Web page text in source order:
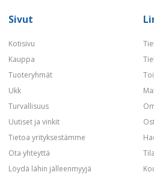
Sivut
Kotisivu
Kauppa
Tuoteryhmät
Ukk
Turvallisuus
Uutiset ja vinkit
Tietoa yrityksestämme
Ota yhteyttä
Löydä lähin jälleenmyyjä